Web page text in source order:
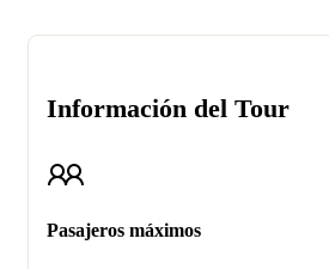
Información del Tour
Pasajeros máximos